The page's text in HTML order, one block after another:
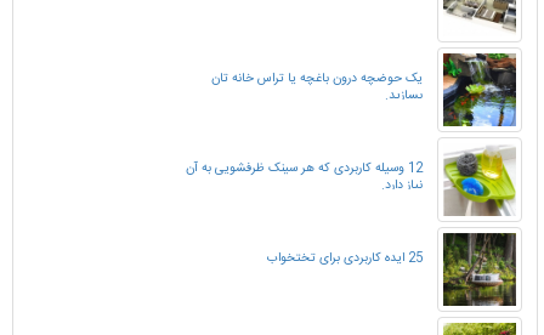
یک حوضچه درون باغچه یا تراس خانه تان
بسازید.
12 وسیله کاربردی که هر سینک ظرفشویی به آن
نیاز دارد.
25 ایده کاربردی برای تختخواب